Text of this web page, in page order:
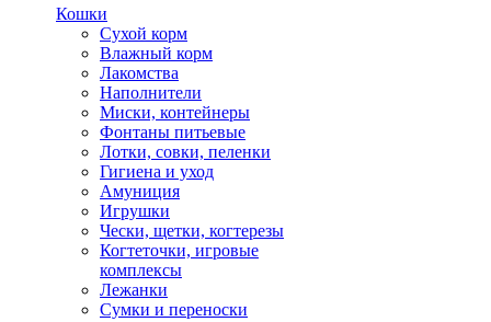
Кошки
Сухой корм
Влажный корм
Лакомства
Наполнители
Миски, контейнеры
Фонтаны питьевые
Лотки, совки, пеленки
Гигиена и уход
Амуниция
Игрушки
Чески, щетки, когтерезы
Когтеточки, игровые
комплексы
Лежанки
Сумки и переноски